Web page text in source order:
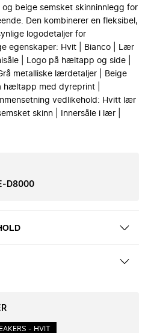
beige semsket skinninnlegg for
Den kombinerer en fleksibel,
logodetaljer for
egenskaper: Hvit | Bianco | Lær
| Logo på hæltapp og side |
metalliske lærdetaljer | Beige
hæltapp med dyreprint |
vedlikehold: Hvitt lær
skinn | Innersåle i lær |
D8000
- HVIT